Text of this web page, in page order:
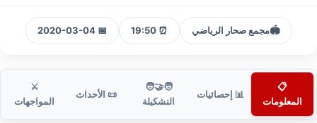
🏟️مجمع صحار الرياضي ⏰ 19:50
📅 2020-03-04
📋
المعلومات
📊 إحصائيات
🧑‍🤝‍🧑
التشكيلة
📜 الأحداث
⚔️
المواجهات